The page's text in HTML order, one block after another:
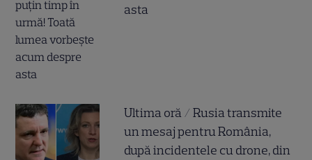
asta
Ultima oră / Rusia transmite
un mesaj pentru România,
după incidentele cu drone, din